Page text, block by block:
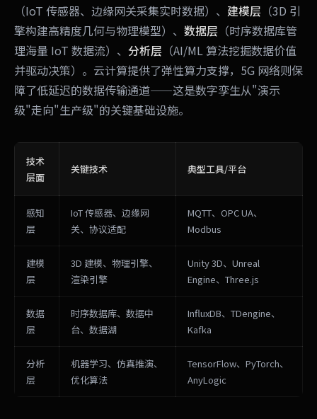
（IoT 传感器、边缘网关采集实时数据）、 建模层 （3D 引
擎构建高精度几何与物理模型）、 数据层 （时序数据库管
理海量 IoT 数据流）、 分析层 （AI/ML 算法挖掘数据价值
并驱动决策）。云计算提供了弹性算力支撑，5G 网络则保
障了低延迟的数据传输通道——这是数字孪生从"演示
级"走向"生产级"的关键基础设施。
技术
层面
关键技术 典型工具/平台
感知
层
IoT 传感器、边缘网
关、协议适配
MQTT、OPC UA、
Modbus
建模
层
3D 建模、物理引擎、
渲染引擎
Unity 3D、Unreal
Engine、Three.js
数据
层
时序数据库、数据中
台、数据湖
InfluxDB、TDengine、
Kafka
分析
层
机器学习、仿真推演、
优化算法
TensorFlow、PyTorch、
AnyLogic